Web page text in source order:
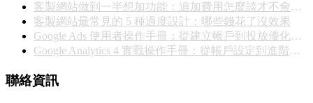
客製網站做到一半想加功能：追加費用怎麼談才不會撕破臉
客製網站最常見的 5 種過度設計：哪些錢花了沒效果
Google Ads 使用者操作手冊：從建立帳戶到投放優化的完整實戰指南
Google Analytics 4 實戰操作手冊：從帳戶設定到進階報表完整教學
聯絡資訊